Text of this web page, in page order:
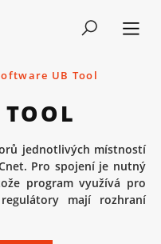
UB Tool
jednotlivých místností
Pro spojení je nutný
program využívá pro
mají rozhraní